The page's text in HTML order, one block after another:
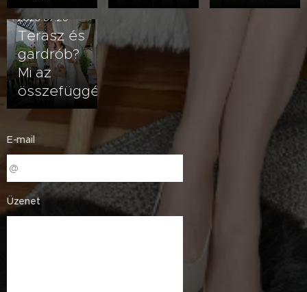
2026.07.20
Terasz és
gardrób?
Mi az
összefüggés?
E-mail
Üzenet